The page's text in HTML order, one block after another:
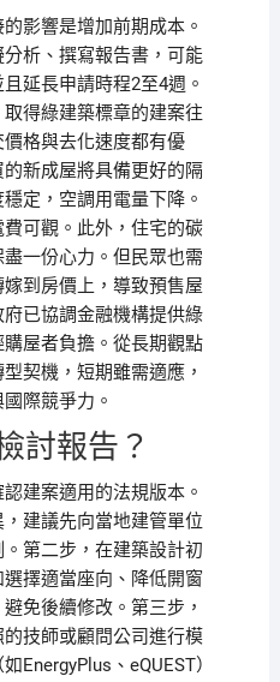
影響是增加前期成本。
析、撰寫報告書，可能
延長申請時程2至4週。
得綠建築標章的建案往
格與去化速度都有優
新成屋將具備更好的隔
定，空調用電量下降。
可觀。此外，住宅的碳
一份心力。但民眾也需
到房價上，導致預售屋
已協調金融機構提供綠
屋者負擔。從長期觀點
契機，短期雖需適應，
際競爭力。
討報告？
建案適用的法規版本。
建議先向當地建管單位
第二步，在建築設計初
擇適當座向、降低開窗
免後續修改。第三步，
技師或顧問公司進行模
EnergyPlus、eQUEST）